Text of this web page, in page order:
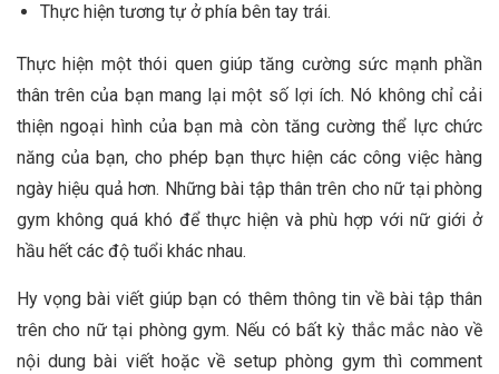
Thực hiện tương tự ở phía bên tay trái.
Thực hiện một thói quen giúp tăng cường sức mạnh phần
thân trên của bạn mang lại một số lợi ích. Nó không chỉ cải
thiện ngoại hình của bạn mà còn tăng cường thể lực chức
năng của bạn, cho phép bạn thực hiện các công việc hàng
ngày hiệu quả hơn. Những bài tập thân trên cho nữ tại phòng
gym không quá khó để thực hiện và phù hợp với nữ giới ở
hầu hết các độ tuổi khác nhau.
Hy vọng bài viết giúp bạn có thêm thông tin về bài tập thân
trên cho nữ tại phòng gym. Nếu có bất kỳ thắc mắc nào về
nội dung bài viết hoặc về setup phòng gym thì comment